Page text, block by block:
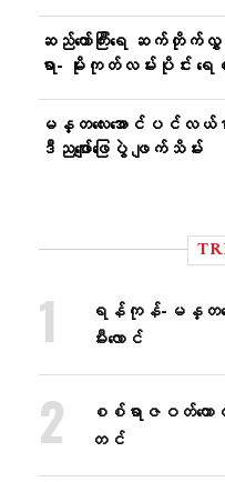
ဆည်တော်ကြီးရေ ဆက်တို
ရာ- မိုးကုတ်လမ်းပိုင်း ရေစက
မန္တလေးအောင်ပင်လယ်မှ
ဒီညဖျော်ဖြေပွဲ ဖျက်သိမ်း
ရန်ကုန်-မန္တလေ
မီးလောင်
စစ်ရာဇဝတ်ကေ
တင်